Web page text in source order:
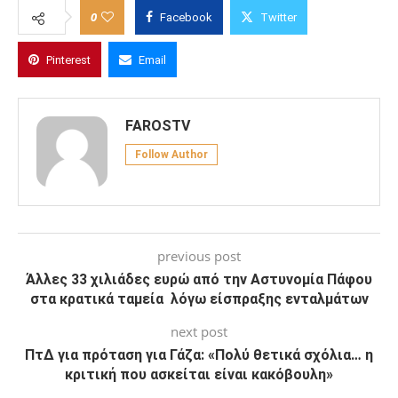
0 Facebook Twitter
Pinterest Email
FAROSTV
Follow Author
previous post
Άλλες 33 χιλιάδες ευρώ από την Αστυνομία Πάφου
στα κρατικά ταμεία λόγω είσπραξης ενταλμάτων
next post
ΠτΔ για πρόταση για Γάζα: «Πολύ θετικά σχόλια… η
κριτική που ασκείται είναι κακόβουλη»